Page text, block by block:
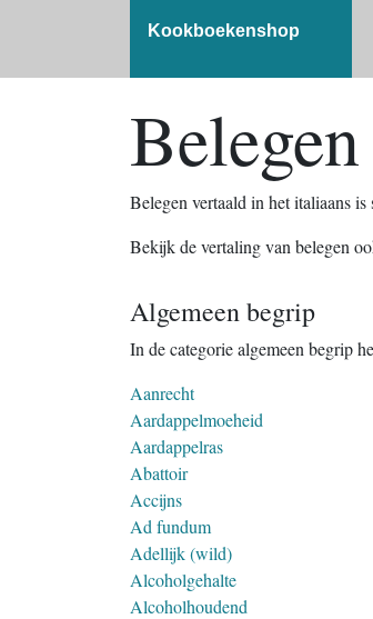
Kookboekenshop
Belegen vertaald in het italiaans is
Bekijk de vertaling van belegen
Algemeen begrip
In de categorie algemeen begrip
Aanrecht
Aardappelmoeheid
Aardappelras
Abattoir
Accijns
Ad fundum
Adellijk (wild)
Alcoholgehalte
Alcoholhoudend